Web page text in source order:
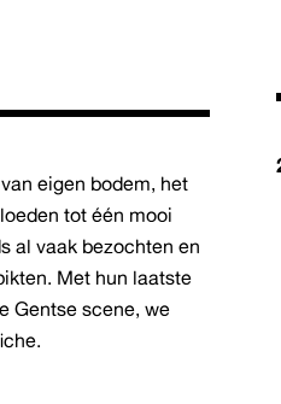
eigen bodem, het
tot één mooi
al vaak bezochten en
Met hun laatste
Gentse scene, we